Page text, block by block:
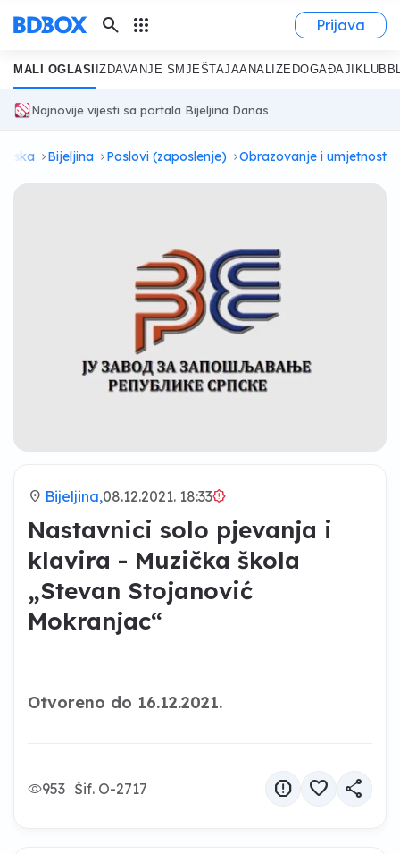
search apps Prijava
MALI OGLASI IZDAVANJE SMJEŠTAJAANALIZE DOGAĐAJI KLUB
Najnovije vijesti sa portala Bijeljina Danas
Bijeljina Poslovi (zaposlenje) Obrazovanje i umjetnost
location_on Bijeljina,08.12.2021. 18:33brightness_alert
Nastavnici solo pjevanja i
klavira - Muzička škola
„Stevan Stojanović
Mokranjac“
Otvoreno do 16.12.2021.
953 Šif. O-2717 report favorite share